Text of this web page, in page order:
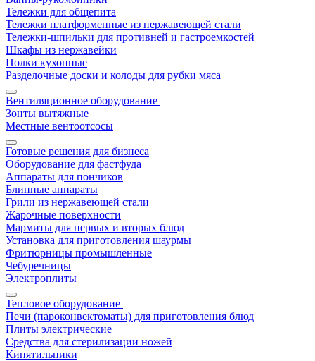
Тележки для общепита
Тележки платформенные из нержавеющей стали
Тележки-шпильки для противней и гастроемкостей
Шкафы из нержавейки
Полки кухонные
Разделочные доски и колоды для рубки мяса
Вентиляционное оборудование
Зонты вытяжные
Местные вентоотсосы
Готовые решения для бизнеса
Оборудование для фастфуда
Аппараты для пончиков
Блинные аппараты
Грили из нержавеющей стали
Жарочные поверхности
Мармиты для первых и вторых блюд
Установка для приготовления шаурмы
Фритюрницы промышленные
Чебуречницы
Электроплиты
Тепловое оборудование
Печи (пароконвектоматы) для приготовления блюд
Плиты электрические
Средства для стерилизации ножей
Кипятильники